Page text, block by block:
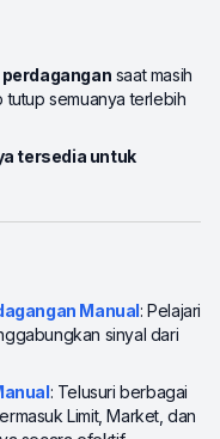
saat masih
tutup semuanya terlebih
tersedia untuk
Manual: Pelajari
sinyal dari
: Telusuri berbagai
Limit, Market, dan